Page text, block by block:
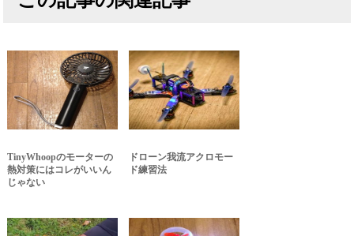
TinyWhoopのモーターの
熱対策にはコレがいいん
じゃない
ドローン我流アクロモー
ド練習法